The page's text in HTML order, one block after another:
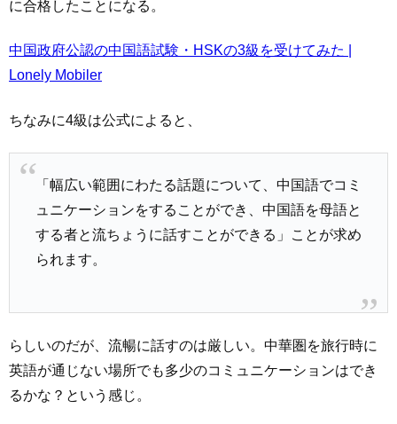
に合格したことになる。
中国政府公認の中国語試験・HSKの3級を受けてみた |
Lonely Mobiler
ちなみに4級は公式によると、
「幅広い範囲にわたる話題について、中国語でコミ
ュニケーションをすることができ、中国語を母語と
する者と流ちょうに話すことができる」ことが求め
られます。
らしいのだが、流暢に話すのは厳しい。中華圏を旅行時に
英語が通じない場所でも多少のコミュニケーションはでき
るかな？という感じ。